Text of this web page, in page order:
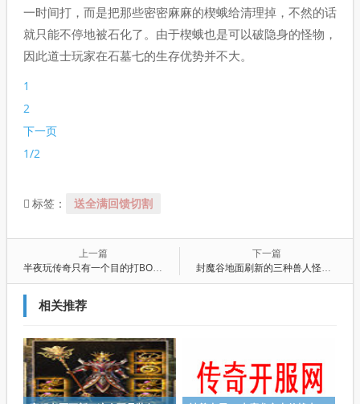
一时间打，而是把那些密密麻麻的楔蛾给清理掉，不然的话
就只能不停地被石化了。由于楔蛾也是可以破隐身的怪物，
因此道士玩家在石墓七的生存优势并不大。
1
2
下一页
1/2
标签： 送全满回馈切割
上一篇
半夜玩传奇只有一个目的打BOSS
下一篇
封魔谷地面刷新的三种兽人怪物极品大勇惹不起
相关推荐